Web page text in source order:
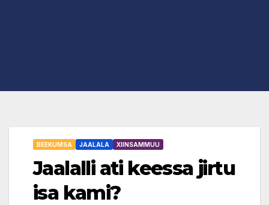
BEEKUMSA JAALALA XIINSAMMUU
Jaalalli ati keessa jirtu
isa kami?